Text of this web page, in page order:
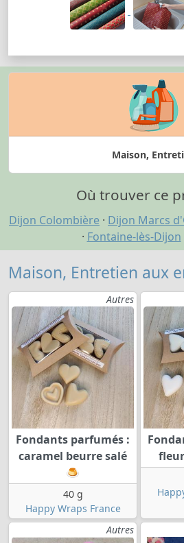
Maison,
Où trouver ce
Dijon Colombière · Dijon Marcs
· Fontaine-lès-Dijon
Maison, Entretien aux
Autres
Fondants parfumés :
caramel beurre salé
🍮
40 g
Happy Wraps France
Autres